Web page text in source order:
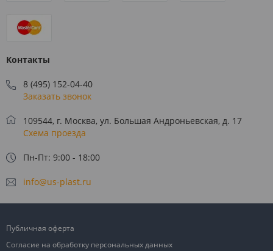
Контакты
8 (495) 152-04-40
Заказать звонок
109544, г. Москва, ул. Большая Андроньевская, д. 17
Схема проезда
Пн-Пт: 9:00 - 18:00
info@us-plast.ru
Публичная оферта
Согласие на обработку персональных данных